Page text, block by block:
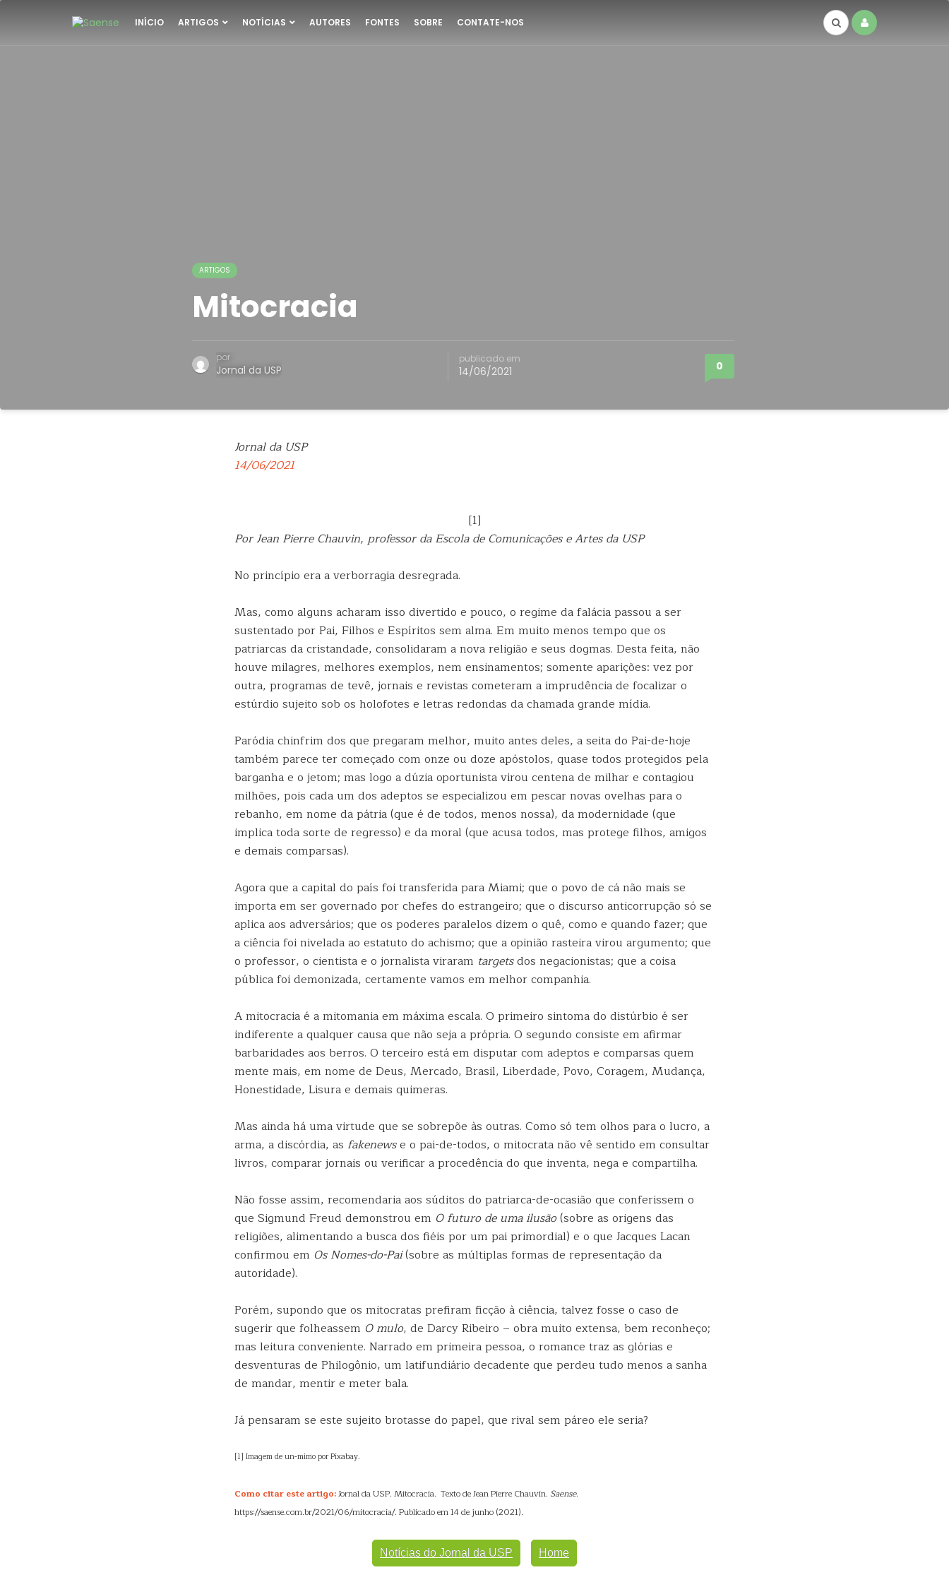
INÍCIO ARTIGOS NOTÍCIAS AUTORES FONTES SOBRE CONTATE-NOS
ARTIGOS
Mitocracia
por
Jornal da USP
publicado em
14/06/2021 0
Jornal da USP
14/06/2021
[1]
Por Jean Pierre Chauvin, professor da Escola de Comunicações e Artes da USP
No princípio era a verborragia desregrada.
Mas, como alguns acharam isso divertido e pouco, o regime da falácia passou a ser
sustentado por Pai, Filhos e Espíritos sem alma. Em muito menos tempo que os
patriarcas da cristandade, consolidaram a nova religião e seus dogmas. Desta feita, não
houve milagres, melhores exemplos, nem ensinamentos; somente aparições: vez por
outra, programas de tevê, jornais e revistas cometeram a imprudência de focalizar o
estúrdio sujeito sob os holofotes e letras redondas da chamada grande mídia.
Paródia chinfrim dos que pregaram melhor, muito antes deles, a seita do Pai-de-hoje
também parece ter começado com onze ou doze apóstolos, quase todos protegidos pela
barganha e o jetom; mas logo a dúzia oportunista virou centena de milhar e contagiou
milhões, pois cada um dos adeptos se especializou em pescar novas ovelhas para o
rebanho, em nome da pátria (que é de todos, menos nossa), da modernidade (que
implica toda sorte de regresso) e da moral (que acusa todos, mas protege filhos, amigos
e demais comparsas).
Agora que a capital do país foi transferida para Miami; que o povo de cá não mais se
importa em ser governado por chefes do estrangeiro; que o discurso anticorrupção só se
aplica aos adversários; que os poderes paralelos dizem o quê, como e quando fazer; que
a ciência foi nivelada ao estatuto do achismo; que a opinião rasteira virou argumento; que
o professor, o cientista e o jornalista viraram targetsdos negacionistas; que a coisa
pública foi demonizada, certamente vamos em melhor companhia.
A mitocracia é a mitomania em máxima escala. O primeiro sintoma do distúrbio é ser
indiferente a qualquer causa que não seja a própria. O segundo consiste em afirmar
barbaridades aos berros. O terceiro está em disputar com adeptos e comparsas quem
mente mais, em nome de Deus, Mercado, Brasil, Liberdade, Povo, Coragem, Mudança,
Honestidade, Lisura e demais quimeras.
Mas ainda há uma virtude que se sobrepõe às outras. Como só tem olhos para o lucro, a
arma, a discórdia, as fakenewse o pai-de-todos, o mitocrata não vê sentido em consultar
livros, comparar jornais ou verificar a procedência do que inventa, nega e compartilha.
Não fosse assim, recomendaria aos súditos do patriarca-de-ocasião que conferissem o
que Sigmund Freud demonstrou em O futuro de uma ilusão(sobre as origens das
religiões, alimentando a busca dos fiéis por um pai primordial) e o que Jacques Lacan
confirmou em Os Nomes-do-Pai(sobre as múltiplas formas de representação da
autoridade).
Porém, supondo que os mitocratas prefiram ficção à ciência, talvez fosse o caso de
sugerir que folheassem O mulo, de Darcy Ribeiro – obra muito extensa, bem reconheço;
mas leitura conveniente. Narrado em primeira pessoa, o romance traz as glórias e
desventuras de Philogônio, um latifundiário decadente que perdeu tudo menos a sanha
de mandar, mentir e meter bala.
Já pensaram se este sujeito brotasse do papel, que rival sem páreo ele seria?
[1] Imagem de un-mimo por Pixabay.
Como citar este artigo:Jornal da USP. Mitocracia. Texto de Jean Pierre Chauvin. Saense.
https://saense.com.br/2021/06/mitocracia/. Publicado em 14 de junho (2021).
Notícias do Jornal da USP Home